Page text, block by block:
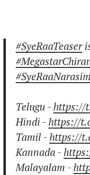
#SyeRaaTeaser
Telugu -https://
Hindi -https://
Tamil -https://
Kannada -
Malayalam -